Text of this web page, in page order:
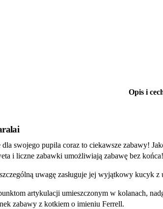
Opis i
swojego pupila coraz to ciekawsze zabawy!
i liczne zabawki umożliwiają zabawę bez
uwagę zasługuje jej wyjątkowy kucyk
artykulacji umieszczonym w kolanach,
zabawy z kotkiem o imieniu Ferrell.